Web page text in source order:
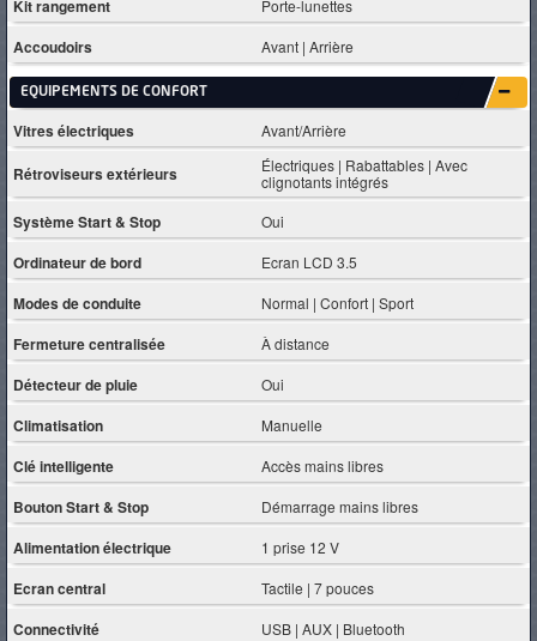
Kit rangement Porte-lunettes
Accoudoirs Avant | Arrière
EQUIPEMENTS DE CONFORT
Vitres électriques Avant/Arrière
Rétroviseurs extérieurs
Électriques | Rabattables | Avec
clignotants intégrés
Système Start & Stop Oui
Ordinateur de bord Ecran LCD 3.5
Modes de conduite Normal | Confort | Sport
Fermeture centralisée À distance
Détecteur de pluie Oui
Climatisation Manuelle
Clé intelligente Accès mains libres
Bouton Start & Stop Démarrage mains libres
Alimentation électrique 1 prise 12 V
Ecran central Tactile | 7 pouces
Connectivité USB | AUX | Bluetooth